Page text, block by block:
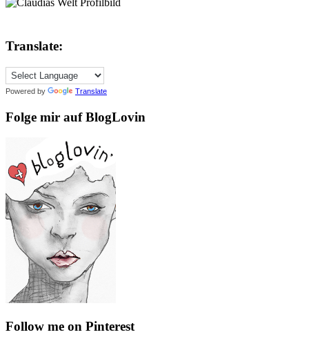
Translate:
Powered by Translate
Folge mir auf BlogLovin
Follow me on Pinterest